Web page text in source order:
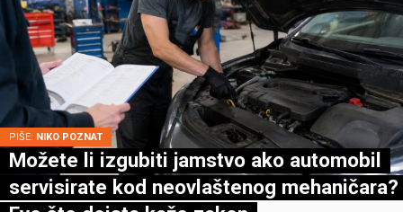
PIŠE: NIKO POZNAT
Možete li izgubiti jamstvo ako automobil
servisirate kod neovlaštenog mehaničara?